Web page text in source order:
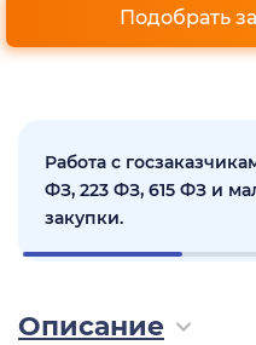
Подобрать
Работа с
ФЗ, 223 ФЗ, 615 ФЗ и
закупки.
Описание